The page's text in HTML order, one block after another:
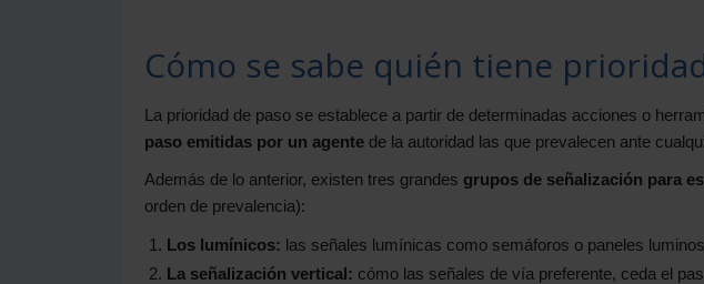
Cómo se sabe quién tiene
La prioridad de paso se establece a partir de determinadas acciones o
paso emitidas por un agentede la autoridad las que prevalecen ante
Además de lo anterior, existen tres grandes grupos de señalización para
orden de prevalencia):
Los lumínicos: las señales lumínicas como semáforos o paneles
La señalización vertical: cómo las señales de vía preferente, ceda el